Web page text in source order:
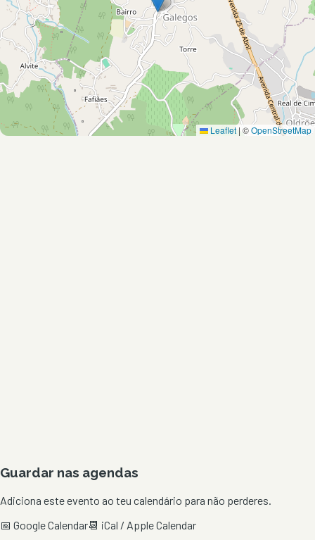
Leaflet | ©OpenStreetMap
Guardar nas agendas
Adiciona este evento ao teu calendário para não perderes.
📅 Google Calendar📆 iCal / Apple Calendar